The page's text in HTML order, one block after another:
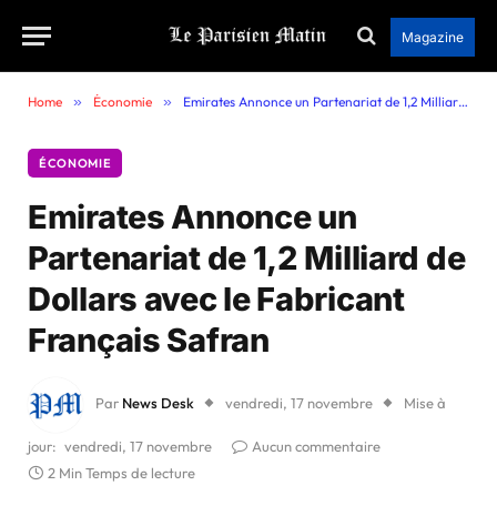
Magazine
Home » Économie » Emirates Annonce un Partenariat de 1,2 Milliard de Dollars avec le Fabricant Français Safran
ÉCONOMIE
Emirates Annonce un
Partenariat de 1,2 Milliard de
Dollars avec le Fabricant
Français Safran
Par News Desk vendredi, 17 novembre Mise à
jour: vendredi, 17 novembre
Aucun commentaire
2 Min Temps de lecture